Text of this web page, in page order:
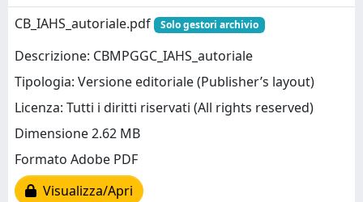
CB_IAHS_autoriale.pdf
Solo gestori archivio
Descrizione: CBMPGGC_IAHS_autoriale
Tipologia: Versione editoriale (Publisher’s layout)
Licenza: Tutti i diritti riservati (All rights reserved)
Dimensione 2.62 MB
Formato Adobe PDF
Visualizza/Apri